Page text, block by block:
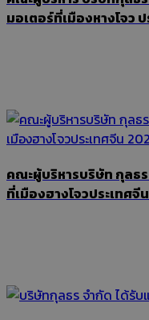
มอเตอร์ที่เมืองหางโจว
คณะผู้บริหารบริษัท กุลธ
ที่เมืองฮางโจวประเทศจี